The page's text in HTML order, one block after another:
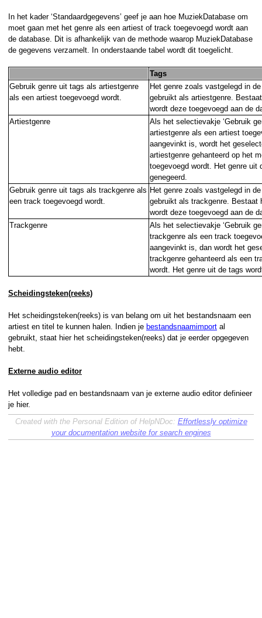
In het kader ‘Standaardgegevens’ geef je aan hoe MuziekDatabase om
moet gaan met het genre als een artiest of track toegevoegd wordt aan
de database. Dit is afhankelijk van de methode waarop MuziekDatabase
de gegevens verzamelt. In onderstaande tabel wordt dit toegelicht.
Tags
Gebruik genre uit tags als artiestgenre
als een artiest toegevoegd wordt.
Het genre zoals vastgelegd in
gebruikt als artiestgenre.
wordt deze toegevoegd aan de
Artiestgenre
Als het selectievakje ‘Gebruik
artiestgenre als een artiest
aangevinkt is, wordt het
artiestgenre gehanteerd op het
toegevoegd wordt. Het genre uit
genegeerd.
Gebruik genre uit tags als trackgenre als
een track toegevoegd wordt.
Het genre zoals vastgelegd in
gebruikt als trackgenre. Bestaat
wordt deze toegevoegd aan de
Trackgenre
Als het selectievakje ‘Gebruik
trackgenre als een track
aangevinkt is, dan wordt het
trackgenre gehanteerd als een
wordt. Het genre uit de tags
Scheidingsteken(reeks)
Het scheidingsteken(reeks) is van belang om uit het bestandsnaam een
artiest en titel te kunnen halen. Indien je bestandsnaamimport al
gebruikt, staat hier het scheidingsteken(reeks) dat je eerder opgegeven
hebt.
Externe audio editor
Het volledige pad en bestandsnaam van je externe audio editor definieer
je hier.
Created with the Personal Edition of HelpNDoc: Effortlessly optimize
your documentation website for search engines